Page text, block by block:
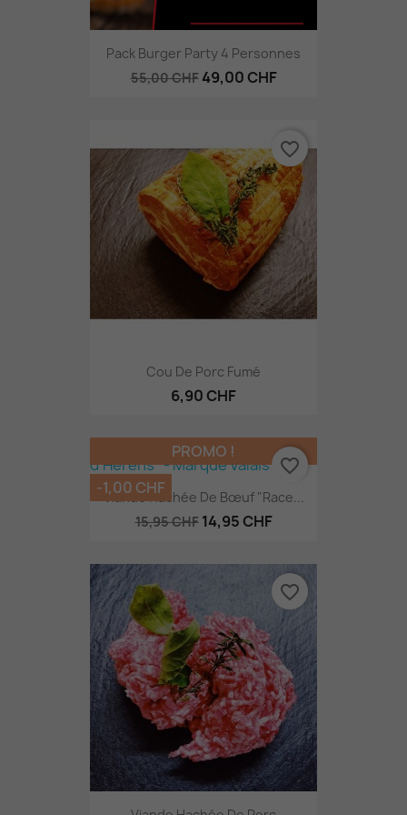
Pack Burger Party 4 Personnes
55,00 CHF 49,00 CHF
Cou De Porc Fumé
6,90 CHF
favorite_border
Viande Hachée De Bœuf "Race...
15,95 CHF 14,95 CHF
PROMO !
-1,00 CHF
favorite_border
favorite_border